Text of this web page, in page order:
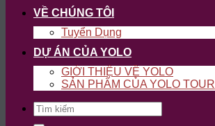
VỀ CHÚNG TÔI
Tuyển Dụng
DỰ ÁN CỦA YOLO
GIỚI THIỆU VỀ YOLO
SẢN PHẨM CỦA YOLO TOUR
Search
for: